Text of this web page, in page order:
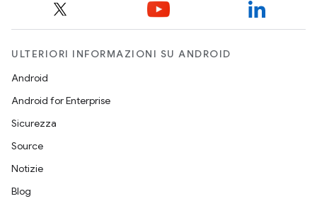
ULTERIORI INFORMAZIONI SU ANDROID
Android
Android for Enterprise
Sicurezza
Source
Notizie
Blog